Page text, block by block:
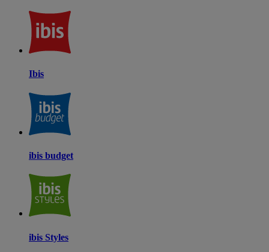
Ibis
ibis budget
ibis Styles